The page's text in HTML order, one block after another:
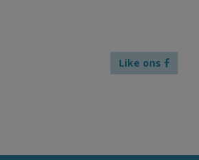
Like ons